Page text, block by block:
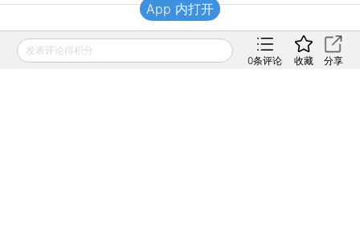
财新移动
发表评论得积分
0条评论 收藏 分享
App 内打开